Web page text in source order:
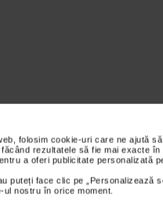
folosim cookie-uri care ne ajută
rezultatele să fie mai exacte
a oferi publicitate personalizată
puteți face clic pe „Personalizează
nostru în orice moment.